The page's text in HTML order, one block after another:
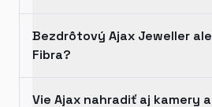
Bezdrôtový Ajax Jeweller
Fibra?
Vie Ajax nahradiť aj kamery